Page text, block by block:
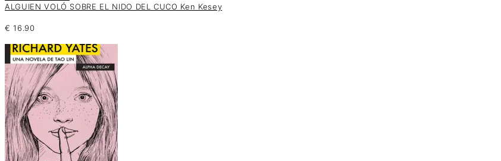
ALGUIEN VOLÓ SOBRE EL NIDO DEL CUCO Ken Kesey
€ 16.90